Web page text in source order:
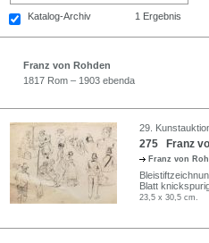
Katalog-Archiv 1 Ergebnis
Franz von Rohden
1817 Rom – 1903 ebenda
29.
275 Franz
Franz von
Blatt
23,5 x 30,5 cm.